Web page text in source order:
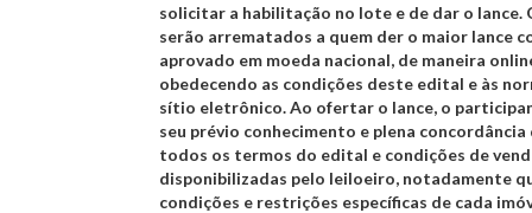
solicitar a habilitação no lote e de dar o lance.
serão arrematados a quem der o maior lance
aprovado em moeda nacional, de maneira
obedecendo as condições deste edital e às
sítio eletrônico. Ao ofertar o lance, o
seu prévio conhecimento e plena
todos os termos do edital e condições de
disponibilizadas pelo leiloeiro, notadamente
condições e restrições específicas de cada